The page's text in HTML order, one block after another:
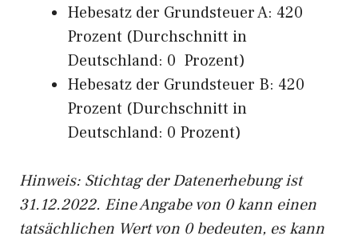
Hebesatz der Grundsteuer A: 420
Prozent (Durchschnitt in
Deutschland: 0 Prozent)
Hebesatz der Grundsteuer B: 420
Prozent (Durchschnitt in
Deutschland: 0 Prozent)
Hinweis: Stichtag der Datenerhebung ist
31.12.2022. Eine Angabe von 0 kann einen
tatsächlichen Wert von 0 bedeuten, es kann